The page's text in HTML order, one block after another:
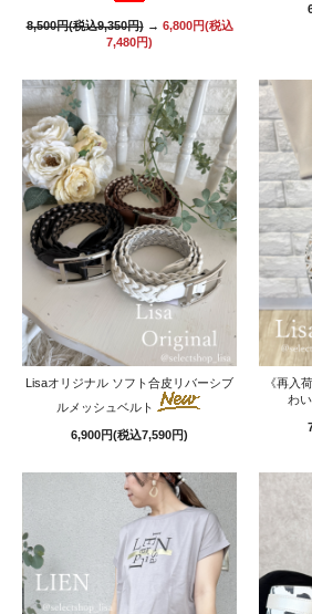
8,500円(税込9,350円)→ 6,800円(税込
7,480円)
Lisaオリジナル ソフト合皮リバーシブ
ルメッシュベルト
6,900円(税込7,590円)
《再入
わ